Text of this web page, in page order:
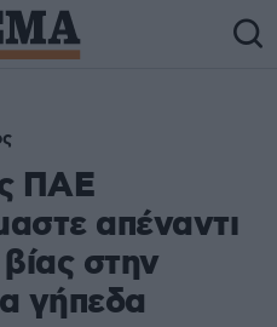
ΠΑΕ
απέναντι
στην
γήπεδα